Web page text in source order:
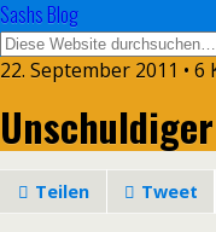
Sashs Blog
22. September 2011 •
Teilen Tweet